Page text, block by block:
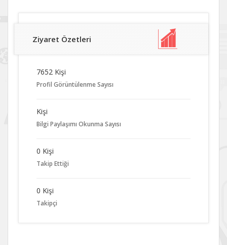
Ziyaret Özetleri
7652 Kişi
Profil Görüntülenme Sayısı
Kişi
Bilgi Paylaşımı Okunma Sayısı
0 Kişi
Takip Ettiği
0 Kişi
Takipçi